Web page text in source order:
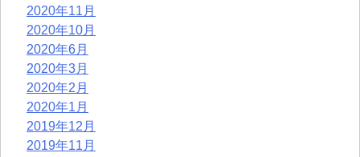
2020年11月
2020年10月
2020年6月
2020年3月
2020年2月
2020年1月
2019年12月
2019年11月